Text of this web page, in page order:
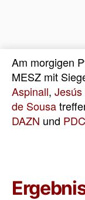
Am morgigen
MESZ mit
Aspinall,
de Sousa
DAZN und